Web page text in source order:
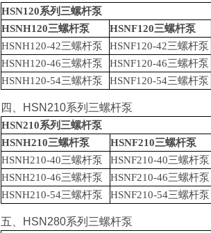
HSN120系列三螺杆泵
HSNH120三螺杆泵 HSNF120三螺杆泵
HSNH120-42三螺杆泵 HSNF120-42三螺杆泵
HSNH120-46三螺杆泵 HSNF120-46三螺杆泵
HSNH120-54三螺杆泵 HSNF120-54三螺杆泵
四、 HSN210系列三螺杆泵
HSN210系列三螺杆泵
HSNH210三螺杆泵 HSNF210三螺杆泵
HSNH210-40三螺杆泵 HSNF210-40三螺杆泵
HSNH210-46三螺杆泵 HSNF210-46三螺杆泵
HSNH210-54三螺杆泵 HSNF210-54三螺杆泵
五、 HSN280系列三螺杆泵